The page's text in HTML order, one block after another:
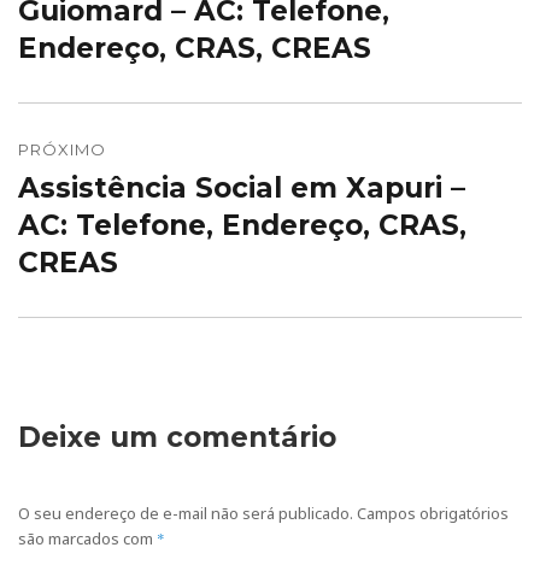
anterior:
Guiomard – AC: Telefone,
Endereço, CRAS, CREAS
PRÓXIMO
Próximo
post:
Assistência Social em Xapuri –
AC: Telefone, Endereço, CRAS,
CREAS
Deixe um comentário
O seu endereço de e-mail não será publicado. Campos obrigatórios
são marcados com *